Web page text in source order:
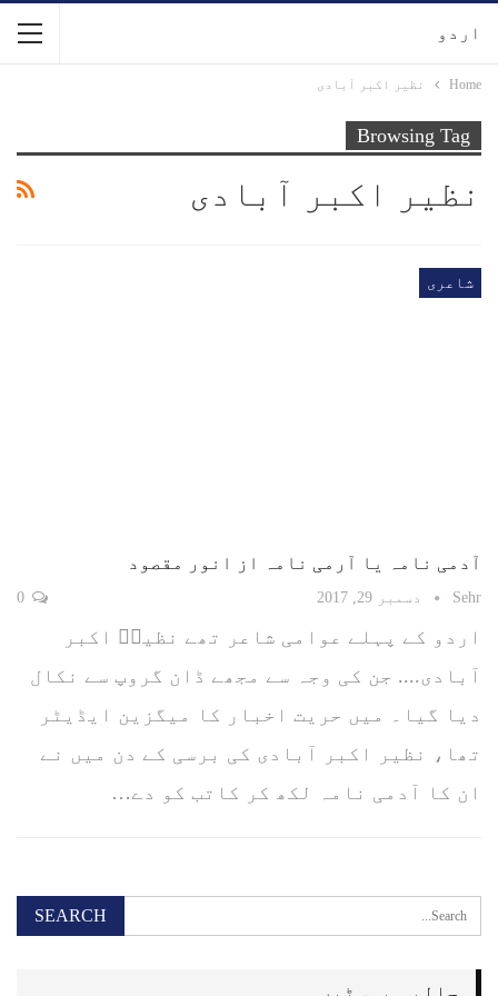
اردو
Home نظیر اکبر آبادی
Browsing Tag
نظیر اکبر آبادی
شاعری
آدمی نامہ یا آرمی نامہ از انور مقصود
Sehr دسمبر 29, 2017
اردو کے پہلے عوامی شاعر تھے نظیرؔ اکبر
آبادی.... جن کی وجہ سے مجھے ڈان گروپ سے نکال
دیا گیا۔ میں حریت اخبار کا میگزین ایڈیٹر
تھا، نظیر اکبر آبادی کی برسی کے دن میں نے
ان کا آدمی نامہ لکھ کر کاتب کو دے…